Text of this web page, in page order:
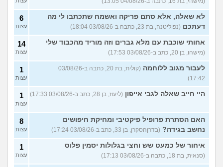
לא שאלה, אלא סתם פריקה ואשמח שתכתבו לי מה
דעתכם (נפוליטנה, בת 23, כתבה ב-03/08/26 18:04)
6
עצות
אחותי שוכבת עם מלא גברים וזה מוריד מהכבוד שלי
(מישהו, בן 20, כתב ב-03/08/26 17:53)
14
עצות
לעבור מגוב ללוחמה
(קולית, בת 20, כתבה ב-03/08/26
17:42)
1
עצות
היי חייב שאלה לגבי אייפון (ליעוז, בן 28, כתב ב-03/08/26 17:33) 1
עצות
האם הסתרת פרופיל פיקטיבי ומחיקת חיפושים
נחשב בגידה? (בדרןהסקרן, בן 33, כתב ב-03/08/26 17:24)
8
עצות
איחור של כמעט שש וחצי בגלולות יסמין פלוס
(סנאית, בת 18, כתבה ב-03/08/26 17:13)
1
עצות